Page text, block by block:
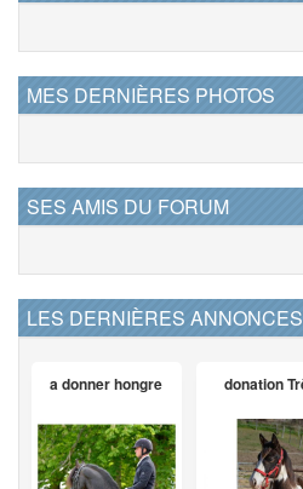
MES DERNIÈRES PHOTOS
SES AMIS DU FORUM
LES DERNIÈRES ANNONCES
a donner hongre donation